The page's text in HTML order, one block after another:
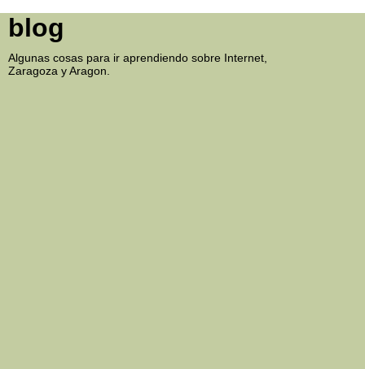
blog
Algunas cosas para ir aprendiendo sobre Internet,
Zaragoza y Aragon.